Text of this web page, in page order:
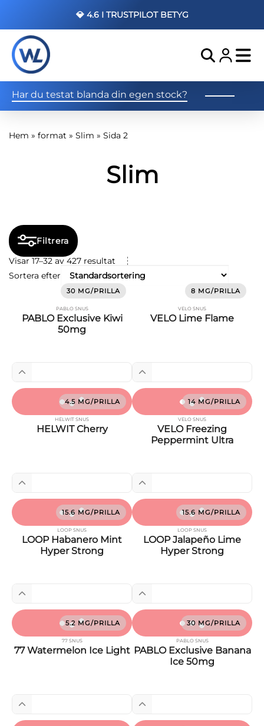
💎 4.6 I TRUSTPILOT BETYG
Har du testat blanda din egen stock?
Hem » format » Slim » Sida 2
Slim
Filtrera
Visar 17–32 av 427 resultat
Sortera efter
30 MG/PRILLA
PABLO SNUS
PABLO Exclusive Kiwi
50mg
8 MG/PRILLA
VELO SNUS
VELO Lime Flame
4.5 MG/PRILLA
HELWIT SNUS
HELWIT Cherry
14 MG/PRILLA
VELO SNUS
VELO Freezing
Peppermint Ultra
15.6 MG/PRILLA
LOOP SNUS
LOOP Habanero Mint
Hyper Strong
15.6 MG/PRILLA
LOOP SNUS
LOOP Jalapeño Lime
Hyper Strong
5.2 MG/PRILLA
77 SNUS
77 Watermelon Ice Light
30 MG/PRILLA
PABLO SNUS
PABLO Exclusive Banana
Ice 50mg